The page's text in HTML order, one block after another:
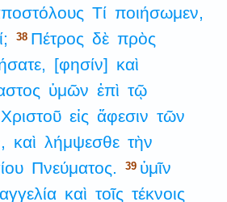
Τί ποιήσωμεν,
38 Πέτρος δὲ πρὸς
[φησίν] καὶ
ὑμῶν ἐπὶ τῷ
Χριστοῦ εἰς ἄφεσιν τῶν
καὶ λήμψεσθε τὴν
Πνεύματος. 39 ὑμῖν
καὶ τοῖς τέκνοις